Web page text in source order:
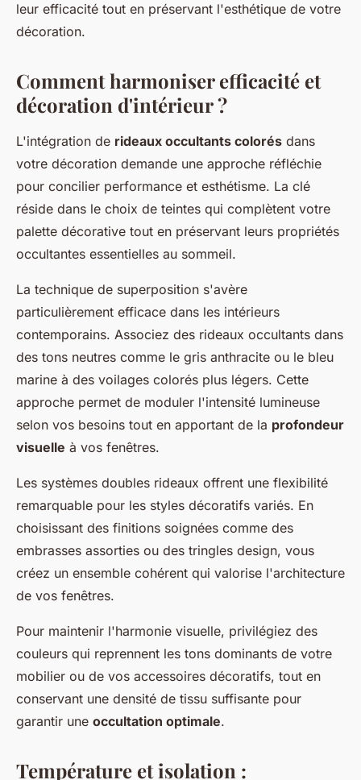
leur efficacité tout en préservant l'esthétique de votre
décoration.
Comment harmoniser efficacité et
décoration d'intérieur ?
L'intégration de rideaux occultants colorés dans
votre décoration demande une approche réfléchie
pour concilier performance et esthétisme. La clé
réside dans le choix de teintes qui complètent votre
palette décorative tout en préservant leurs propriétés
occultantes essentielles au sommeil.
La technique de superposition s'avère
particulièrement efficace dans les intérieurs
contemporains. Associez des rideaux occultants dans
des tons neutres comme le gris anthracite ou le bleu
marine à des voilages colorés plus légers. Cette
approche permet de moduler l'intensité lumineuse
selon vos besoins tout en apportant de la profondeur
visuelle à vos fenêtres.
Les systèmes doubles rideaux offrent une flexibilité
remarquable pour les styles décoratifs variés. En
choisissant des finitions soignées comme des
embrasses assorties ou des tringles design, vous
créez un ensemble cohérent qui valorise l'architecture
de vos fenêtres.
Pour maintenir l'harmonie visuelle, privilégiez des
couleurs qui reprennent les tons dominants de votre
mobilier ou de vos accessoires décoratifs, tout en
conservant une densité de tissu suffisante pour
garantir une occultation optimale.
Température et isolation :